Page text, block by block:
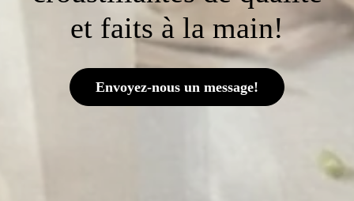
et faits à la main!
Envoyez-nous un message!